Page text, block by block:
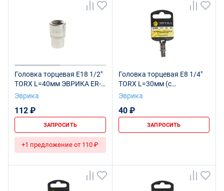
Головка торцевая Е18 1/2"
TORX L=40мм ЭВРИКА ER-
91606 1/120
Эврика
112 ₽
ЗАПРОСИТЬ
+1 предложение от 110 ₽
Головка торцевая E8 1/4"
TORX L=30мм (с
держателем) ЭВРИКА ER-
Эврика
40 ₽
ЗАПРОСИТЬ